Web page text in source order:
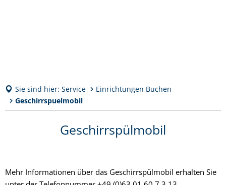
Sie sind hier: Service
Einrichtungen Buchen
Geschirrspuelmobil
GeschirrspuelmobilGeschirrspülmobil
Mehr Informationen über das Geschirrspülmobil erhalten Sie